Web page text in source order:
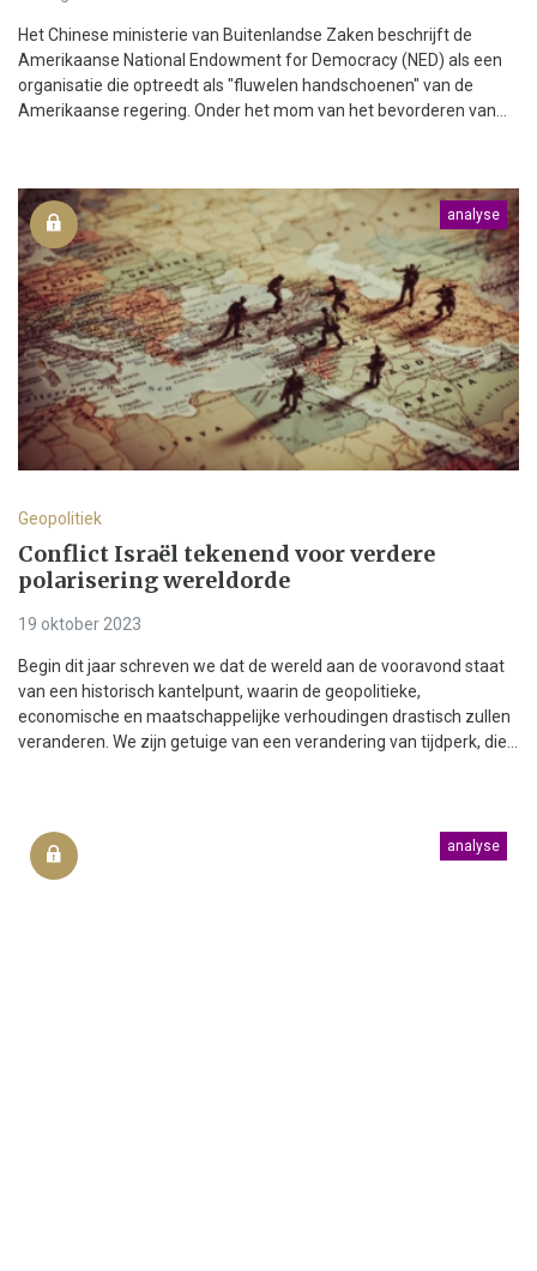
Het Chinese ministerie van Buitenlandse Zaken beschrijft de
Amerikaanse National Endowment for Democracy (NED) als een
organisatie die optreedt als "fluwelen handschoenen" van de
Amerikaanse regering. Onder het mom van het bevorderen van...
analyse
Geopolitiek
Conflict Israël tekenend voor verdere
polarisering wereldorde
19 oktober 2023
Begin dit jaar schreven we dat de wereld aan de vooravond staat
van een historisch kantelpunt, waarin de geopolitieke,
economische en maatschappelijke verhoudingen drastisch zullen
veranderen. We zijn getuige van een verandering van tijdperk, die...
analyse